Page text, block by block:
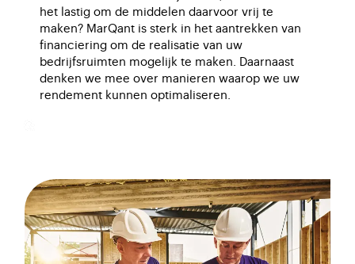
het lastig om de middelen daarvoor vrij te
maken? MarQant is sterk in het aantrekken van
financiering om de realisatie van uw
bedrijfsruimten mogelijk te maken. Daarnaast
denken we mee over manieren waarop we uw
rendement kunnen optimaliseren.